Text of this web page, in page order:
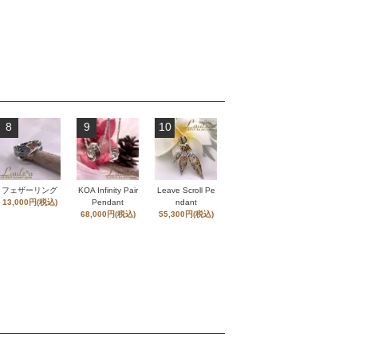
8
フェザーリング
13,000円(税込)
9
KOA Infinity Pair
Pendant
68,000円(税込)
10
Leave Scroll Pe
ndant
55,300円(税込)